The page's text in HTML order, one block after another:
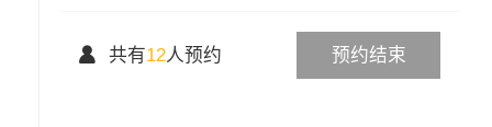
预约结束
 共有12人预约